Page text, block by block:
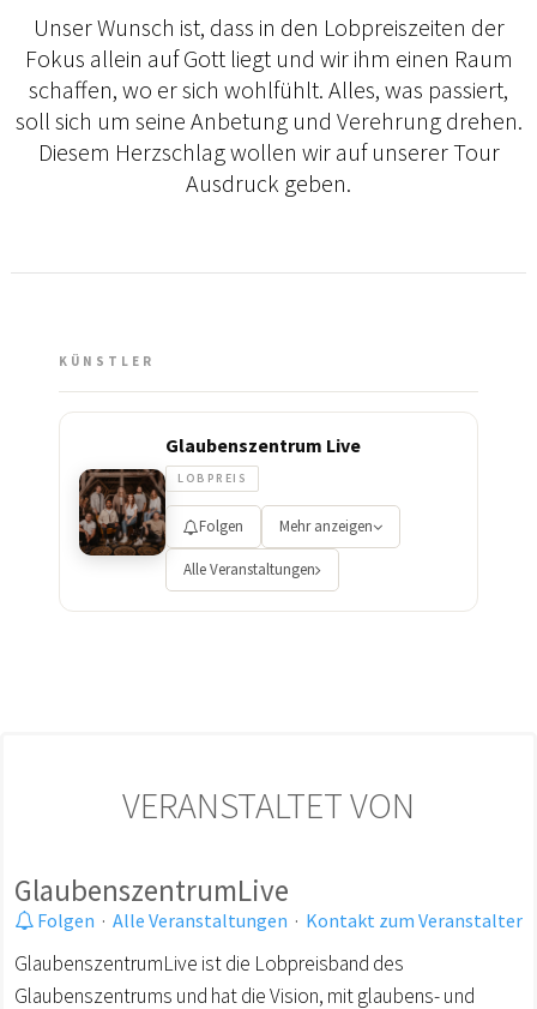
Unser Wunsch ist, dass in den Lobpreiszeiten der
Fokus allein auf Gott liegt und wir ihm einen Raum
schaffen, wo er sich wohlfühlt. Alles, was passiert,
soll sich um seine Anbetung und Verehrung drehen.
Diesem Herzschlag wollen wir auf unserer Tour
Ausdruck geben.
KÜNSTLER
Glaubenszentrum Live
LOBPREIS
Folgen Mehr anzeigen
Alle Veranstaltungen
VERANSTALTET VON
GlaubenszentrumLive
Folgen · Alle Veranstaltungen · Kontakt zum Veranstalter
GlaubenszentrumLive ist die Lobpreisband des
Glaubenszentrums und hat die Vision, mit glaubens- und